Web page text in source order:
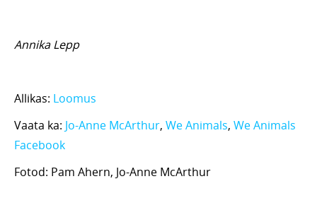
Annika Lepp
Allikas: Loomus
Vaata ka: Jo-Anne McArthur, We Animals, We Animals
Facebook
Fotod: Pam Ahern, Jo-Anne McArthur